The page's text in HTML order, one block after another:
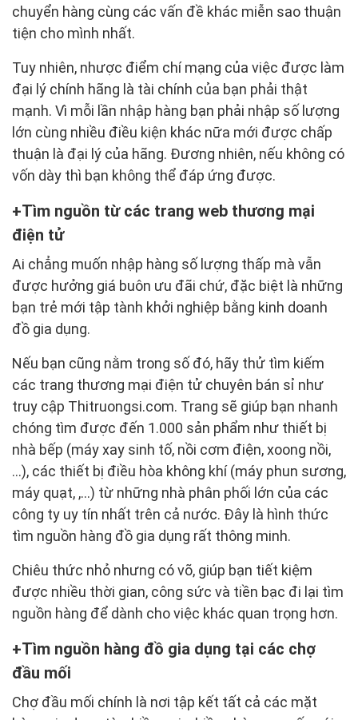
chuyển hàng cùng các vấn đề khác miễn sao thuận
tiện cho mình nhất.
Tuy nhiên, nhược điểm chí mạng của việc được làm
đại lý chính hãng là tài chính của bạn phải thật
mạnh. Vì mỗi lần nhập hàng bạn phải nhập số lượng
lớn cùng nhiều điều kiện khác nữa mới được chấp
thuận là đại lý của hãng. Đương nhiên, nếu không có
vốn dày thì bạn không thể đáp ứng được.
Tìm nguồn từ các trang web thương mại
điện tử
Ai chẳng muốn nhập hàng số lượng thấp mà vẫn
được hưởng giá buôn ưu đãi chứ, đặc biệt là những
bạn trẻ mới tập tành khởi nghiệp bằng kinh doanh
đồ gia dụng.
Nếu bạn cũng nằm trong số đó, hãy thử tìm kiếm
các trang thương mại điện tử chuyên bán sỉ như
truy cập Thitruongsi.com. Trang sẽ giúp bạn nhanh
chóng tìm được đến 1.000 sản phẩm như thiết bị
nhà bếp (máy xay sinh tố, nồi cơm điện, xoong nồi,
…), các thiết bị điều hòa không khí (máy phun sương,
máy quạt, ,…) từ những nhà phân phối lớn của các
công ty uy tín nhất trên cả nước. Đây là hình thức
tìm nguồn hàng đồ gia dụng rất thông minh.
Chiêu thức nhỏ nhưng có võ, giúp bạn tiết kiệm
được nhiều thời gian, công sức và tiền bạc đi lại tìm
nguồn hàng để dành cho việc khác quan trọng hơn.
Tìm nguồn hàng đồ gia dụng tại các chợ
đầu mối
Chợ đầu mối chính là nơi tập kết tất cả các mặt